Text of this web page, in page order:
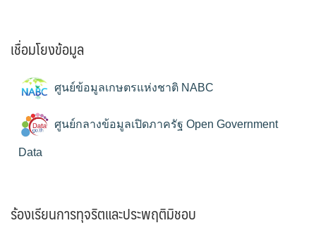
เชื่อมโยงข้อมูล
ศูนย์ข้อมูลเกษตรแห่งชาติ NABC
ศูนย์กลางข้อมูลเปิดภาครัฐ Open Government
Data
ร้องเรียนการทุจริตและประพฤติมิชอบ